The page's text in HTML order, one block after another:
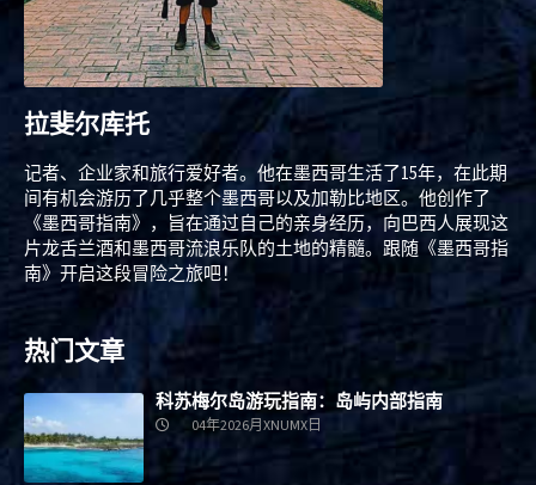
拉斐尔库托
记者、企业家和旅行爱好者。他在墨西哥生活了15年，在此期
间有机会游历了几乎整个墨西哥以及加勒比地区。他创作了
《墨西哥指南》，旨在通过自己的亲身经历，向巴西人展现这
片龙舌兰酒和墨西哥流浪乐队的土地的精髓。跟随《墨西哥指
南》开启这段冒险之旅吧！
热门文章
科苏梅尔岛游玩指南：岛屿内部指南
04年2026月XNUMX日